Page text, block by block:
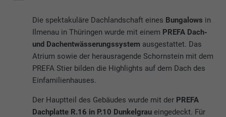
Die spektakuläre Dachlandschaft eines Bungalows in
Ilmenau in Thüringen wurde mit einem PREFA Dach-
und Dachentwässerungssystem ausgestattet. Das
Atrium sowie der herausragende Schornstein mit dem
PREFA Stier bilden die Highlights auf dem Dach des
Einfamilienhauses.
Der Hauptteil des Gebäudes wurde mit der PREFA
Dachplatte R.16 in P.10 Dunkelgrau eingedeckt. Für